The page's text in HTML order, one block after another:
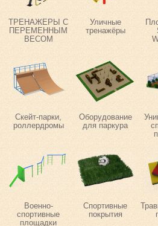
ТРЕНАЖЕРЫ С
ПЕРЕМЕННЫМ
ВЕСОМ
Уличные
тренажёры
Скейт-парки,
роллердромы
Оборудование
для паркура
Военно-
спортивные
площадки
Спортивные
покрытия